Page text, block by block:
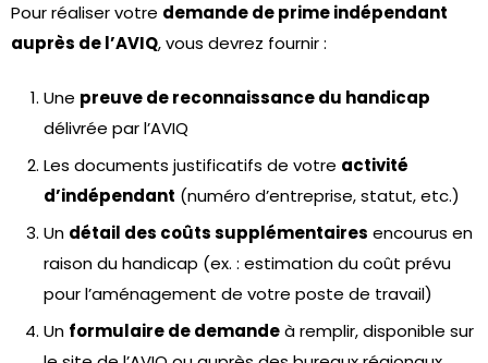
Pour réaliser votre demande de prime indépendant
auprès de l’AVIQ, vous devrez fournir :
Une preuve de reconnaissance du handicap
délivrée par l’AVIQ
Les documents justificatifs de votre activité
d’indépendant (numéro d’entreprise, statut, etc.)
Un détail des coûts supplémentaires encourus en
raison du handicap (ex. : estimation du coût prévu
pour l’aménagement de votre poste de travail)
Un formulaire de demandeà remplir, disponible sur